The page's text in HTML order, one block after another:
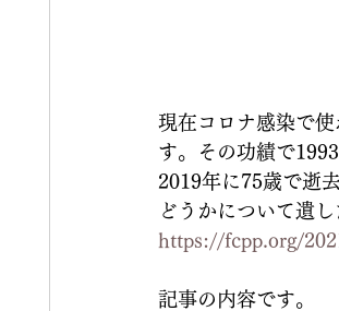
現在コロナ感染で
す。その功績で
2019年に75歳で逝
どうかについて遺
https://fcpp.org/
記事の内容です。